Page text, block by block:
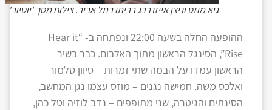
גיא מוזס וניצן אייזנברג בביתו בתל אביב. צילום מסך 'יוטיוב'
ההופעה החלה בשעה 22:00 ונפתחה ב- “Hear it
Rise”, הסינגל הראשון מתוך האלבום. כבר בשיר
הראשון עמדו על הבמה שתי זמרות – סיוון טלמור
ואלכס משה. חמישה נגנים – מוזס עצמו נגן המחשב,
הסינתים והגיטרה, שני מתופפים – נדב לוזיה וטל כהן,